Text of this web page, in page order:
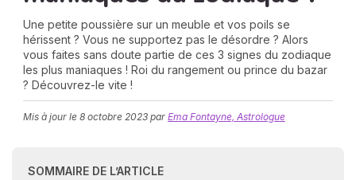
Une petite poussière sur un meuble et vos poils se
hérissent ? Vous ne supportez pas le désordre ? Alors
vous faites sans doute partie de ces 3 signes du zodiaque
les plus maniaques ! Roi du rangement ou prince du bazar
? Découvrez-le vite !
Mis à jour le 8 octobre 2023 par Ema Fontayne, Astrologue
SOMMAIRE DE L’ARTICLE